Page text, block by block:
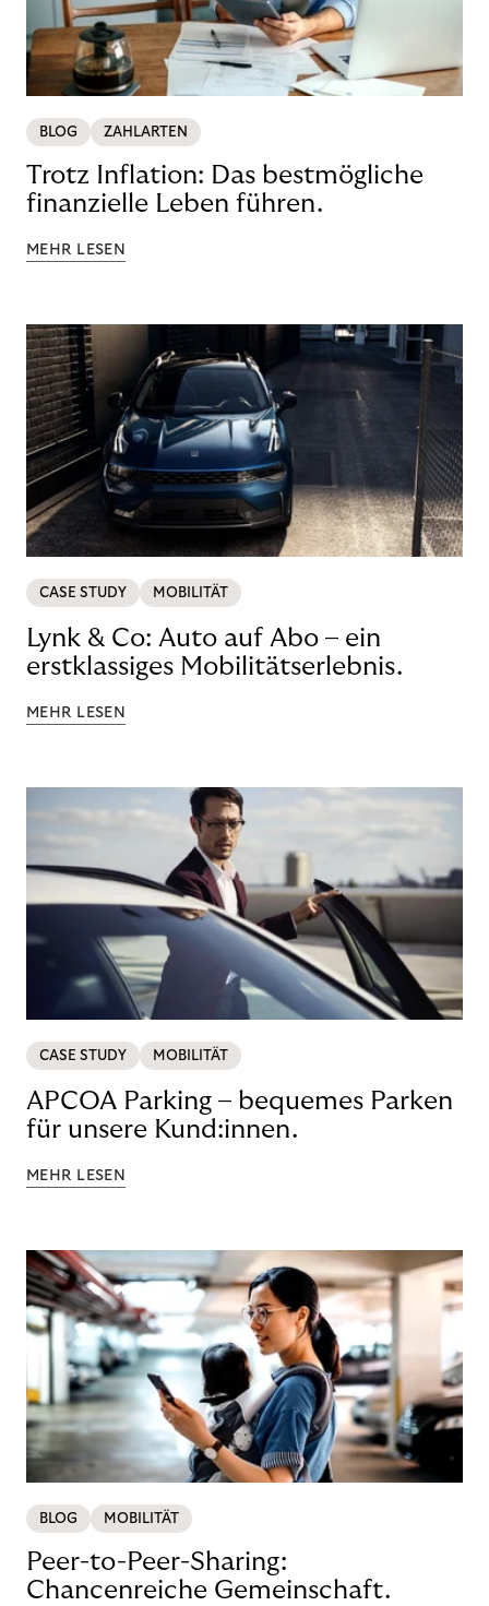
BLOG ZAHLARTEN
Trotz Inflation: Das bestmögliche
finanzielle Leben führen.
MEHR LESEN
CASE STUDY MOBILITÄT
Lynk & Co: Auto auf Abo – ein
erstklassiges Mobilitätserlebnis.
MEHR LESEN
CASE STUDY MOBILITÄT
APCOA Parking – bequemes Parken
für unsere Kund:innen.
MEHR LESEN
BLOG MOBILITÄT
Peer-to-Peer-Sharing:
Chancenreiche Gemeinschaft.